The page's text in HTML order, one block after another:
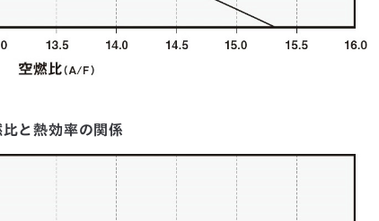
比と熱効率の関係